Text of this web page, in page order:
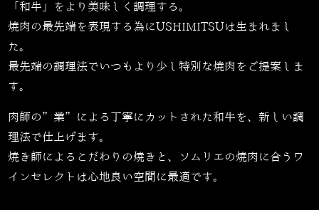
「和牛」をより美味しく調理する。
焼肉の最先端を表現する為にUSHIMITSUは生まれまし
た。
最先端の調理法でいつもより少し特別な焼肉をご提案しま
す。
肉師の”業”による丁寧にカットされた和牛を、新しい調
理法で仕上げます。
焼き師によるこだわりの焼きと、ソムリエの焼肉に合うワ
インセレクトは心地良い空間に最適です。